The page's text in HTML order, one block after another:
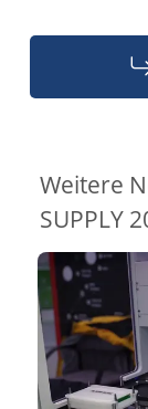
Weitere
SUPPLY